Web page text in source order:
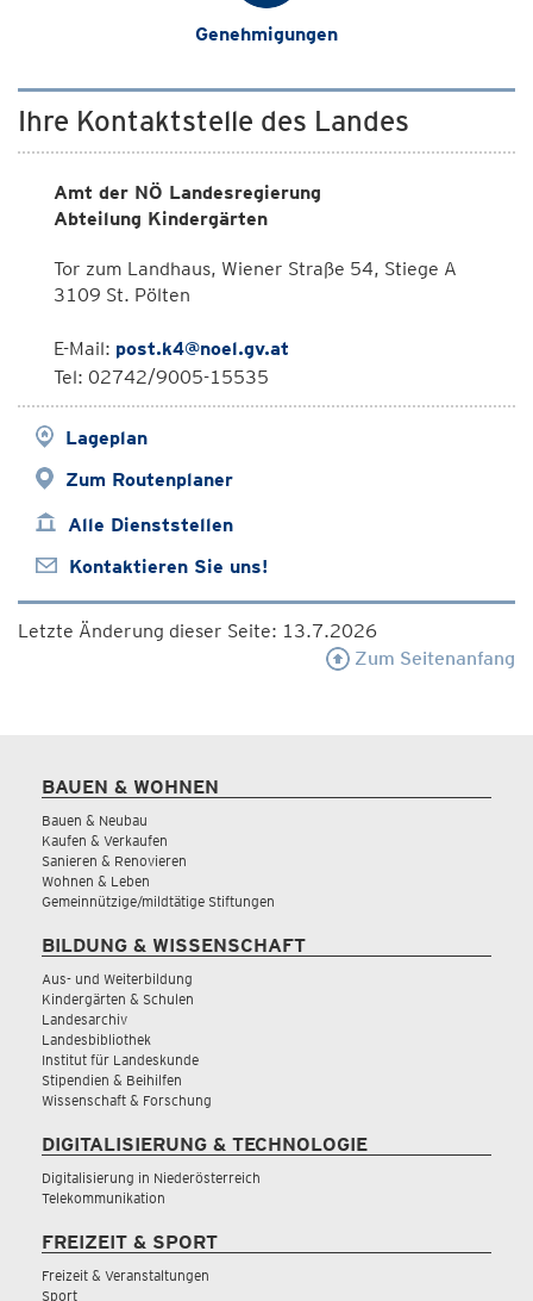
Genehmigungen
Ihre Kontaktstelle des Landes
Amt der NÖ Landesregierung
Abteilung Kindergärten
Tor zum Landhaus, Wiener Straße 54, Stiege A
3109 St. Pölten
E-Mail: post.k4@noel.gv.at
Tel: 02742/9005-15535
Lageplan
Zum Routenplaner
Alle Dienststellen
Kontaktieren Sie uns!
Letzte Änderung dieser Seite: 13.7.2026
Zum Seitenanfang
BAUEN & WOHNEN
Bauen & Neubau
Kaufen & Verkaufen
Sanieren & Renovieren
Wohnen & Leben
Gemeinnützige/mildtätige Stiftungen
BILDUNG & WISSENSCHAFT
Aus- und Weiterbildung
Kindergärten & Schulen
Landesarchiv
Landesbibliothek
Institut für Landeskunde
Stipendien & Beihilfen
Wissenschaft & Forschung
DIGITALISIERUNG & TECHNOLOGIE
Digitalisierung in Niederösterreich
Telekommunikation
FREIZEIT & SPORT
Freizeit & Veranstaltungen
Sport